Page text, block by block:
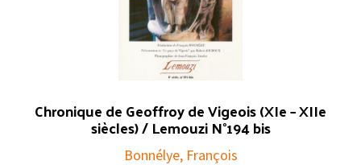
Chronique de Geoffroy de Vigeois (XIe – XIIe
siècles) / Lemouzi N°194 bis
Bonnélye, François